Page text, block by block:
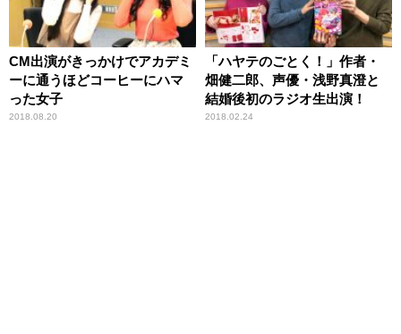
CM出演がきっかけでアカデミ
ーに通うほどコーヒーにハマ
った女子
2018.08.20
「ハヤテのごとく！」作者・
畑健二郎、声優・浅野真澄と
結婚後初のラジオ生出演！
2018.02.24